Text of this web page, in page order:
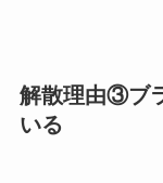
解散理由③ブ
いる